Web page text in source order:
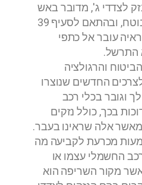
לצדדי ג', מדובר באש
שיצאה מרכוש של המבוטח, ובהתאם לסעיף 39
עובר אל כתפי
התרשל.
והרגולציה
החדשים שנוצרו
וגובר בכלי רכב
בכך, כולל נזקים
מאשר אלה שראינו בעבר.
מכרעת לקביעה מה
החשמלי עצמו או
מקור השריפה הוא